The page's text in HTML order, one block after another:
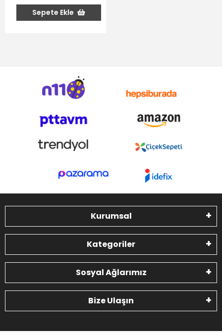
Sepete Ekle
Kurumsal
Kategoriler
Sosyal Ağlarımız
Bize Ulaşın